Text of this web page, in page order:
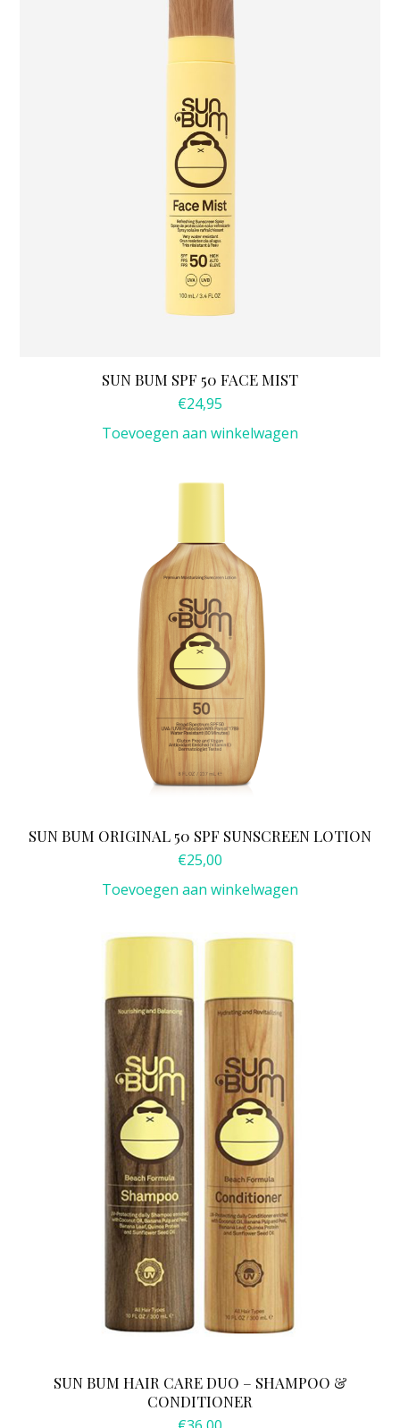
SUN BUM SPF 50 FACE MIST
€24,95
Toevoegen aan winkelwagen
SUN BUM ORIGINAL 50 SPF SUNSCREEN LOTION
€25,00
Toevoegen aan winkelwagen
SUN BUM HAIR CARE DUO – SHAMPOO &
CONDITIONER